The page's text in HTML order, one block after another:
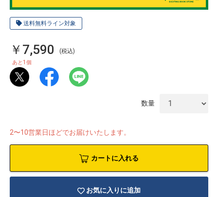
送料無料ライン対象
￥7,590 (税込)
あと 1 個
数量
2〜10営業日ほどでお届けいたします。
カートに入れる
お気に入りに追加